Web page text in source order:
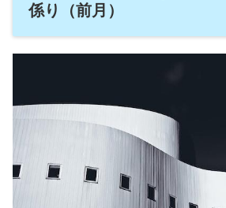
係り（前月）